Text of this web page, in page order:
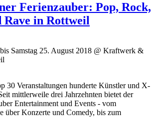
Ferienzauber: Pop, Rock,
Rave in Rottweil
Samstag 25. August 2018 @ Kraftwerk &
30 Veranstaltungen hunderte Künstler und X-
mittlerweile drei Jahrzehnten bietet der
Entertainment und Events - vom
über Konzerte und Comedy, bis zum